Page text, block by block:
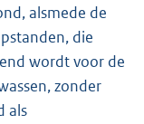
alsmede de
die
wordt voor de
zonder
als